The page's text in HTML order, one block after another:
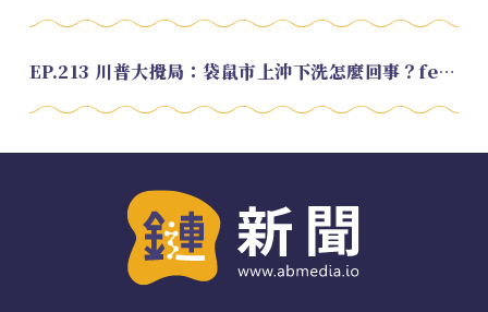
EP.213 川普大攪局：袋鼠市上沖下洗怎麼回事？feat. Alvin